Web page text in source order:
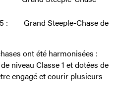
: Grand Steeple-Chase de
ont été harmonisées :
niveau Classe 1 et dotées de
engagé et courir plusieurs